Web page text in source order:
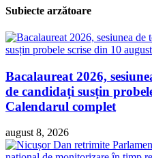
Subiecte arzătoare
Bacalaureat 2026,
de candidați susțin
Calendarul complet
august 8, 2026